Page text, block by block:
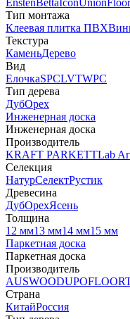
EnstenBettaIconUnion
Тип монтажа
Клеевая плитка ПВХ
Текстура
КаменьДерево
Вид
ЕлочкаSPCLVTWPC
Тип дерева
ДубОрех
Инженерная доска
Инженерная доска
Производитель
KRAFT PARKETTLab
Селекция
НатурСелектРустик
Древесина
ДубОрехЯсень
Толщина
12 мм13 мм14 мм15 мм
Паркетная доска
Паркетная доска
Производитель
AUSWOODUPOFLOOR
Страна
КитайРоссия